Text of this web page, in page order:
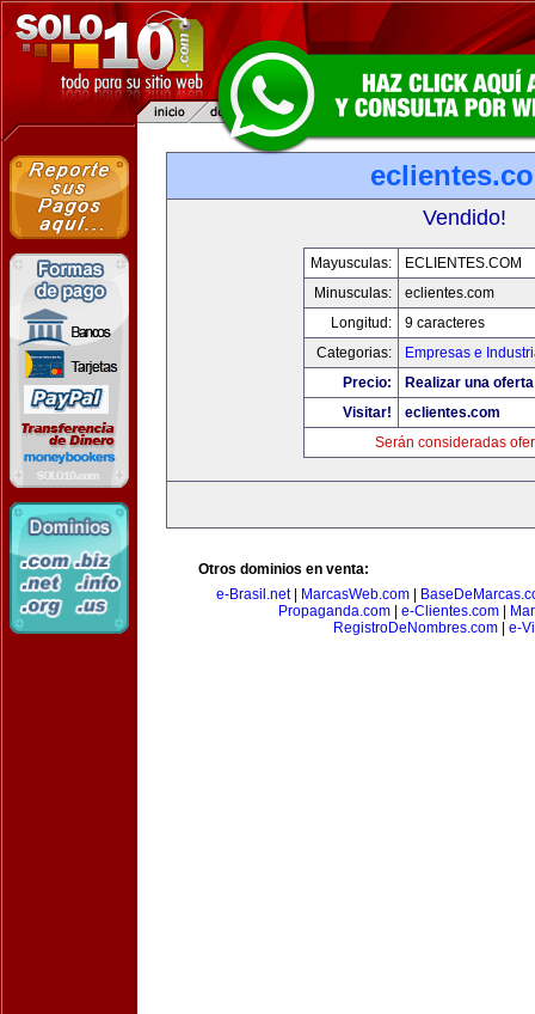
Vendido!
Mayusculas:
ECLIENTES.COM
Minusculas:
eclientes.com
Longitud:
9 caracteres
Categorias:
Empresas e
Precio:
Realizar una
Visitar!
eclientes.com
Serán consideradas
Otros dominios en venta:
e-Brasil.net| MarcasWeb.com|
Propaganda.com
e-Clientes.com
RegistroDeNombres.com| e-